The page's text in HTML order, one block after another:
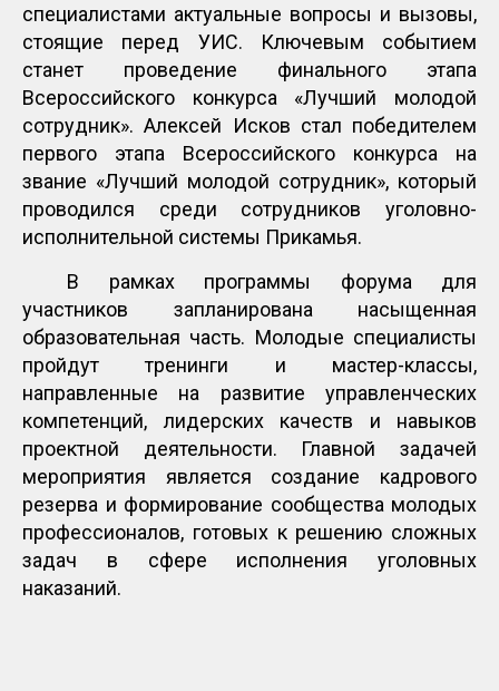
специалистами актуальные вопросы и вызовы,
стоящие перед УИС. Ключевым событием
станет проведение финального этапа
Всероссийского конкурса «Лучший молодой
сотрудник». Алексей Исков стал победителем
первого этапа Всероссийского конкурса на
звание «Лучший молодой сотрудник», который
проводился среди сотрудников уголовно-
исполнительной системы Прикамья.
В рамках программы форума для
участников запланирована насыщенная
образовательная часть. Молодые специалисты
пройдут тренинги и мастер-классы,
направленные на развитие управленческих
компетенций, лидерских качеств и навыков
проектной деятельности. Главной задачей
мероприятия является создание кадрового
резерва и формирование сообщества молодых
профессионалов, готовых к решению сложных
задач в сфере исполнения уголовных
наказаний.